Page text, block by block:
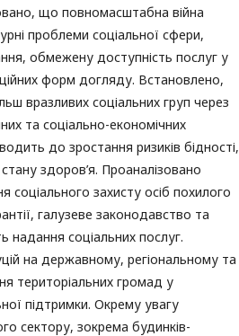
що повномасштабна війна
проблеми соціальної сфери,
обмежену доступність послуг у
форм догляду. Встановлено,
вразливих соціальних груп через
та соціально-економічних
до зростання ризиків бідності,
стану здоров’я. Проаналізовано
захисту осіб похилого
галузеве законодавство та
надання соціальних послуг.
на державному, регіональному та
територіальних громад у
підтримки. Окрему увагу
сектору, зокрема будинків-